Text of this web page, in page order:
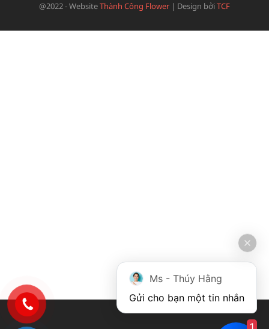
@2022 - WebsiteThành Công Flower | Design bởiTCF
Ms - Thúy Hằng
Gửi cho bạn một tin nhắn
1